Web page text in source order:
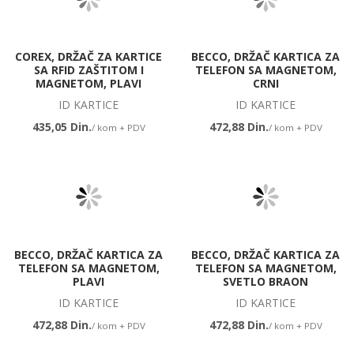
COREX, DRŽAČ ZA KARTICE
SA RFID ZAŠTITOM I
MAGNETOM, PLAVI
ID KARTICE
435,05 Din./ kom + PDV
BECCO, DRŽAČ KARTICA ZA
TELEFON SA MAGNETOM,
CRNI
ID KARTICE
472,88 Din./ kom + PDV
BECCO, DRŽAČ KARTICA ZA
TELEFON SA MAGNETOM,
PLAVI
ID KARTICE
472,88 Din./ kom + PDV
BECCO, DRŽAČ KARTICA ZA
TELEFON SA MAGNETOM,
SVETLO BRAON
ID KARTICE
472,88 Din./ kom + PDV